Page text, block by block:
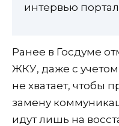
интервью
Ранее в Госдуме
ЖКУ, даже с
не хватает, чтобы
замену
идут лишь на